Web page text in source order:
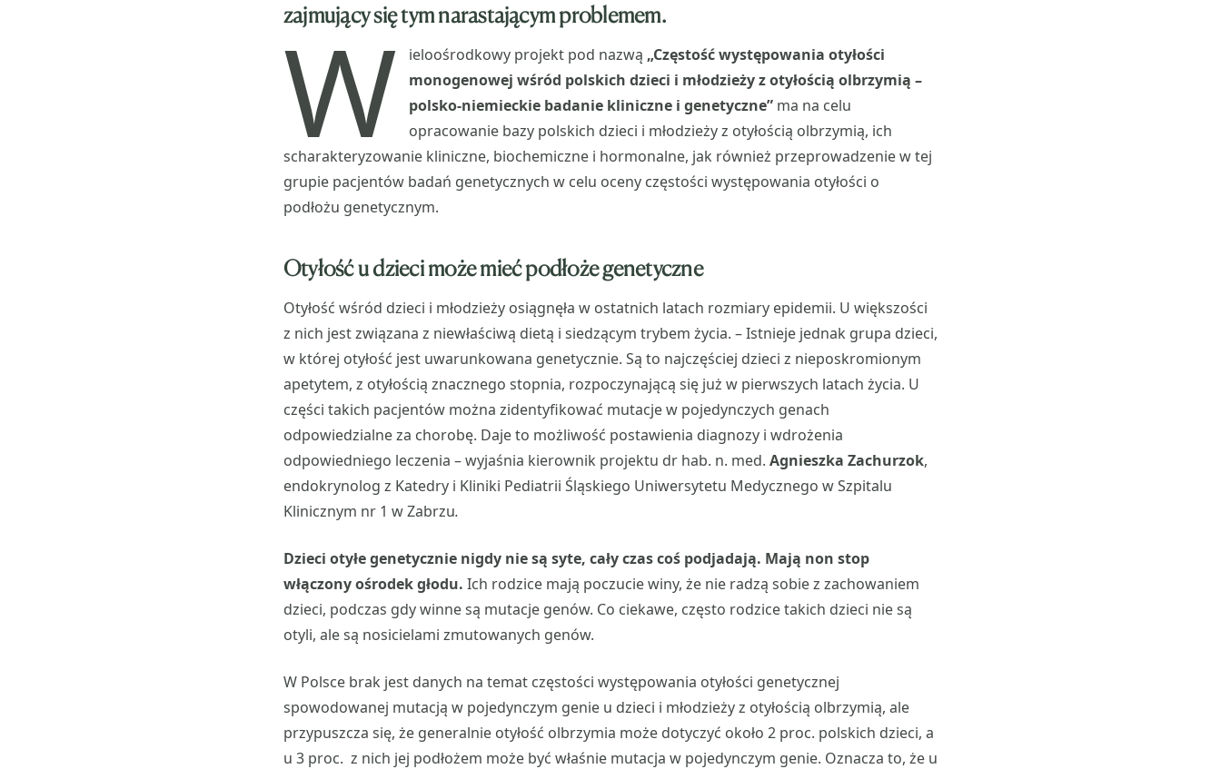
zajmujący się tym narastającym problemem.
W ieloośrodkowy projekt pod nazwą „Częstość występowania otyłości
monogenowej wśród polskich dzieci i młodzieży z otyłością olbrzymią –
polsko-niemieckie badanie kliniczne i genetyczne” ma na celu
opracowanie bazy polskich dzieci i młodzieży z otyłością olbrzymią, ich
scharakteryzowanie kliniczne, biochemiczne i hormonalne, jak również przeprowadzenie w tej
grupie pacjentów badań genetycznych w celu oceny częstości występowania otyłości o
podłożu genetycznym.
Otyłość u dzieci może mieć podłoże genetyczne
Otyłość wśród dzieci i młodzieży osiągnęła w ostatnich latach rozmiary epidemii. U większości
z nich jest związana z niewłaściwą dietą i siedzącym trybem życia. – Istnieje jednak grupa dzieci,
w której otyłość jest uwarunkowana genetycznie. Są to najczęściej dzieci z nieposkromionym
apetytem, z otyłością znacznego stopnia, rozpoczynającą się już w pierwszych latach życia. U
części takich pacjentów można zidentyfikować mutacje w pojedynczych genach
odpowiedzialne za chorobę. Daje to możliwość postawienia diagnozy i wdrożenia
odpowiedniego leczenia – wyjaśnia kierownik projektu dr hab. n. med. Agnieszka Zachurzok,
endokrynolog z Katedry i Kliniki Pediatrii Śląskiego Uniwersytetu Medycznego w Szpitalu
Klinicznym nr 1 w Zabrzu.
Dzieci otyłe genetycznie nigdy nie są syte, cały czas coś podjadają. Mają non stop
włączony ośrodek głodu. Ich rodzice mają poczucie winy, że nie radzą sobie z zachowaniem
dzieci, podczas gdy winne są mutacje genów. Co ciekawe, często rodzice takich dzieci nie są
otyli, ale są nosicielami zmutowanych genów.
W Polsce brak jest danych na temat częstości występowania otyłości genetycznej
spowodowanej mutacją w pojedynczym genie u dzieci i młodzieży z otyłością olbrzymią, ale
przypuszcza się, że generalnie otyłość olbrzymia może dotyczyć około 2 proc. polskich dzieci, a
u 3 proc. z nich jej podłożem może być właśnie mutacja w pojedynczym genie. Oznacza to, że u